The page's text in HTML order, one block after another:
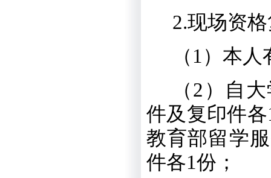
2.现场资
（ 1 ）本人
（2 ）自
件及复印件各
教育部留学
件各1份；